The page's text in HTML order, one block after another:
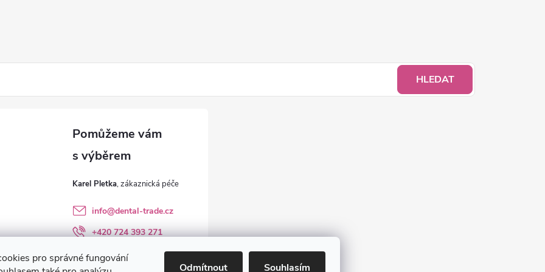
pro správné fungování
Odmítnout Souhlasím
HLEDAT
Karel Pletka
info@dental-trade.cz
+420 724 393 271
Sledujte nás na FB